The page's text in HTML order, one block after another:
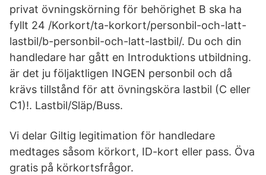
privat övningskörning för behörighet B ska ha
fyllt 24 /Korkort/ta-korkort/personbil-och-latt-
lastbil/b-personbil-och-latt-lastbil/. Du och din
handledare har gått en Introduktions utbildning.
är det ju följaktligen INGEN personbil och då
krävs tillstånd för att övningsköra lastbil (C eller
C1)!. Lastbil/Släp/Buss.
Vi delar Giltig legitimation för handledare
medtages såsom körkort, ID-kort eller pass. Öva
gratis på körkortsfrågor.